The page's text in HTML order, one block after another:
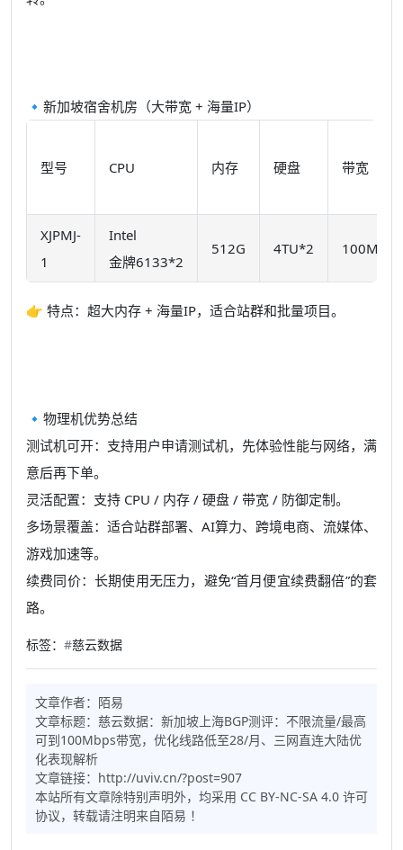
🔹新加坡宿舍机房（大带宽 + 海量IP）
型号 CPU 内存 硬盘 带宽
XJPMJ-
1
Intel
金牌6133*2
512G 4TU*2 100M
👉 特点：超大内存 + 海量IP，适合站群和批量项目。
🔹物理机优势总结
测试机可开：支持用户申请测试机，先体验性能与网络，满
意后再下单。
灵活配置：支持 CPU / 内存 / 硬盘 / 带宽 / 防御定制。
多场景覆盖：适合站群部署、AI算力、跨境电商、流媒体、
游戏加速等。
续费同价：长期使用无压力，避免“首月便宜续费翻倍”的套
路。
标签： #慈云数据
文章作者： 陌易
文章标题： 慈云数据：新加坡上海BGP测评：不限流量/最高
可到100Mbps带宽，优化线路低至28/月、三网直连大陆优
化表现解析
文章链接： http://uviv.cn/?post=907
本站所有文章除特别声明外，均采用 CC BY-NC-SA 4.0 许可
协议，转载请注明来自陌易 ！